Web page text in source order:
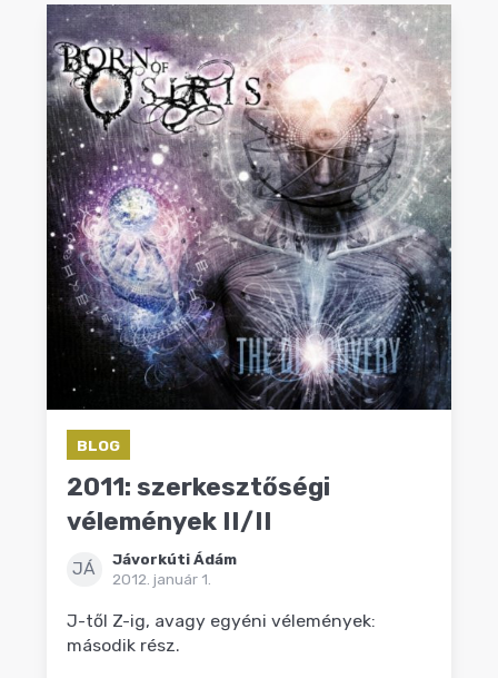
BLOG
2011: szerkesztőségi
vélemények II/II
JÁ
Jávorkúti Ádám
2012. január 1.
J-től Z-ig, avagy egyéni vélemények:
második rész.